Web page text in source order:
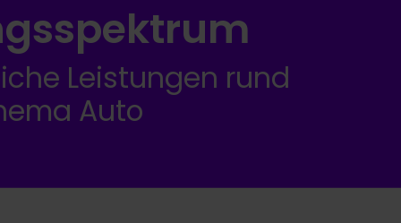
Leistungen rund
Auto